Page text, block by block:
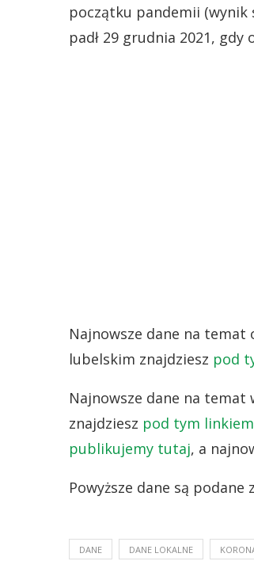
początku pandemii (wynik
padł 29 grudnia 2021,
Najnowsze dane na temat
lubelskim znajdziesz pod
Najnowsze dane na
znajdziesz pod tym linkiem
publikujemy tutaj, a
Powyższe dane są
DANE DANE LOKALNE